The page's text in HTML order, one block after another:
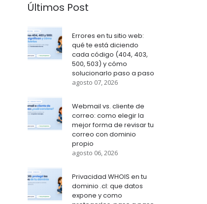
Últimos Post
Errores en tu sitio web:
qué te está diciendo
cada código (404, 403,
500, 503) y cómo
solucionarlo paso a paso
agosto 07, 2026
Webmail vs. cliente de
correo: como elegir la
mejor forma de revisar tu
correo con dominio
propio
agosto 06, 2026
Privacidad WHOIS en tu
dominio .cl: que datos
expone y como